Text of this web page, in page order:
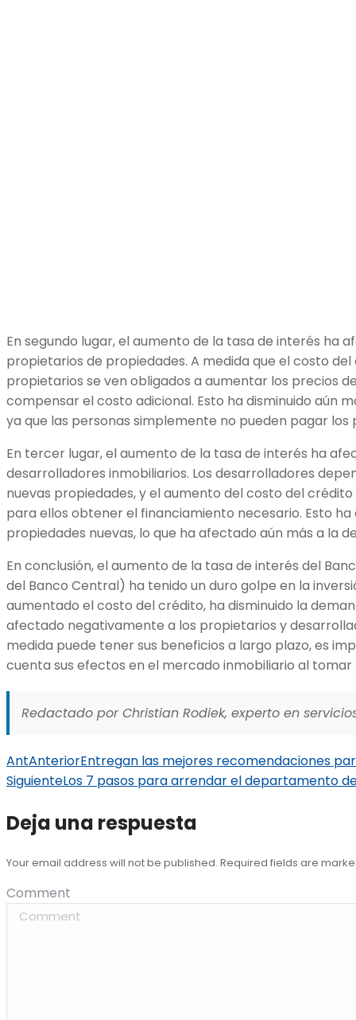
En segundo lugar, el aumento de la tasa de interés ha
propietarios de propiedades. A medida que el costo
propietarios se ven obligados a aumentar los precios
compensar el costo adicional. Esto ha disminuido aún
ya que las personas simplemente no pueden pagar los
En tercer lugar, el aumento de la tasa de interés ha
desarrolladores inmobiliarios. Los desarrolladores
nuevas propiedades, y el aumento del costo del
para ellos obtener el financiamiento necesario. Esto
propiedades nuevas, lo que ha afectado aún más a la
En conclusión, el aumento de la tasa de interés del
del Banco Central) ha tenido un duro golpe en la
aumentado el costo del crédito, ha disminuido la
afectado negativamente a los propietarios y
medida puede tener sus beneficios a largo plazo, es
cuenta sus efectos en el mercado inmobiliario al tomar
Redactado por Christian Rodiek, experto en
AntAnteriorEntregan las mejores recomendaciones
SiguienteLos 7 pasos para arrendar el departamento
Deja una respuesta
Your email address will not be published. Required fields are
Comment